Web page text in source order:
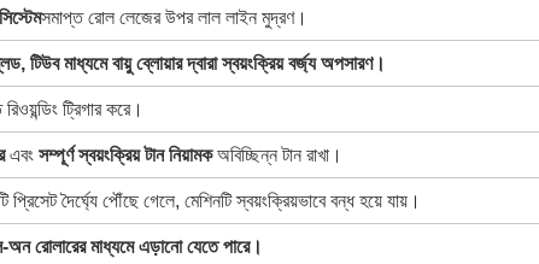
সমাপ্ত রোল লেজের উপর লাল লাইন মুদ্রণ।
টিউব মাধ্যমে বায়ু ব্লোয়ার দ্বারা স্বয়ংক্রিয় বর্জ্য অপসারণ।
ট্রিগার করে।
এবং সম্পূর্ণ স্বয়ংক্রিয় টান নিয়ামকঅবিচ্ছিন্ন টান রাখা।
প্রিসেট দৈর্ঘ্যে পৌঁছে গেলে, মেশিনটি স্বয়ংক্রিয়ভাবে বন্ধ হয়ে যায়।
অন রোলারের মাধ্যমে এড়ানো যেতে পারে।